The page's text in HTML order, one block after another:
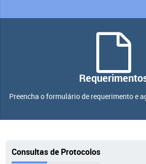
Preencha o formulário de requerimento e
Consultas de Protocolos